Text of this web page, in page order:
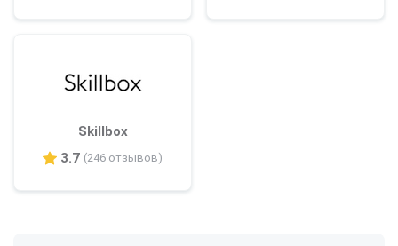
Skillbox
3.7 (246 отзывов)